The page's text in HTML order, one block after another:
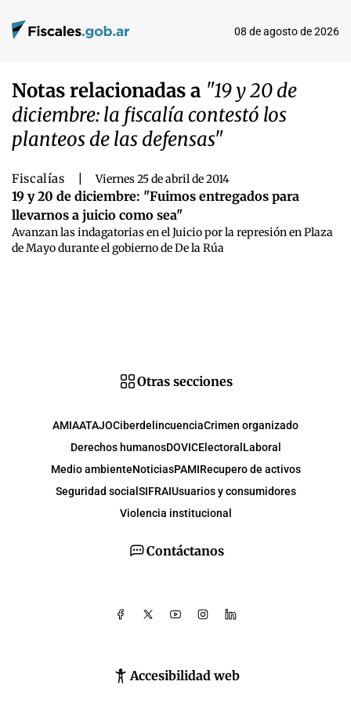
08 de agosto de 2026
Notas relacionadas a "19 y 20 de
diciembre: la fiscalía contestó los
planteos de las defensas"
Fiscalías Viernes 25 de abril de 2014
19 y 20 de diciembre: "Fuimos entregados para
llevarnos a juicio como sea"
Avanzan las indagatorias en el Juicio por la represión en Plaza
de Mayo durante el gobierno de De la Rúa
Contáctanos
Accesibilidad web
Otras secciones
AMIAATAJOCiberdelincuenciaCrimen organizado
Derechos humanosDOVICElectoral Laboral
Medio ambienteNoticiasPAMIRecupero de activos
Seguridad social SIFRAIUsuarios y consumidores
Violencia institucional